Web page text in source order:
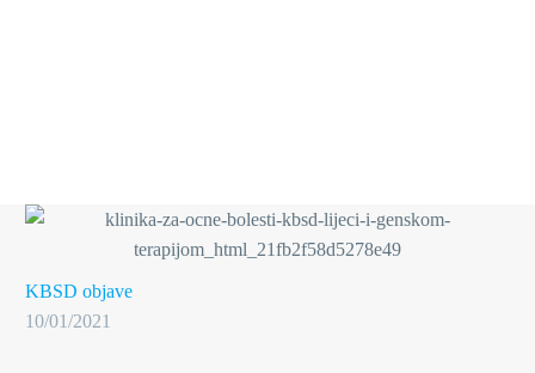
KBSD objave
10/01/2021